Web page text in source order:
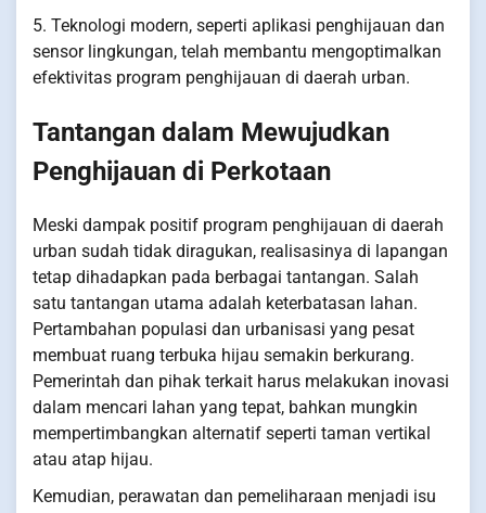
5. Teknologi modern, seperti aplikasi penghijauan dan
sensor lingkungan, telah membantu mengoptimalkan
efektivitas program penghijauan di daerah urban.
Tantangan dalam Mewujudkan
Penghijauan di Perkotaan
Meski dampak positif program penghijauan di daerah
urban sudah tidak diragukan, realisasinya di lapangan
tetap dihadapkan pada berbagai tantangan. Salah
satu tantangan utama adalah keterbatasan lahan.
Pertambahan populasi dan urbanisasi yang pesat
membuat ruang terbuka hijau semakin berkurang.
Pemerintah dan pihak terkait harus melakukan inovasi
dalam mencari lahan yang tepat, bahkan mungkin
mempertimbangkan alternatif seperti taman vertikal
atau atap hijau.
Kemudian, perawatan dan pemeliharaan menjadi isu